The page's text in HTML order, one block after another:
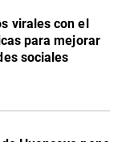
virales con el
para mejorar
sociales